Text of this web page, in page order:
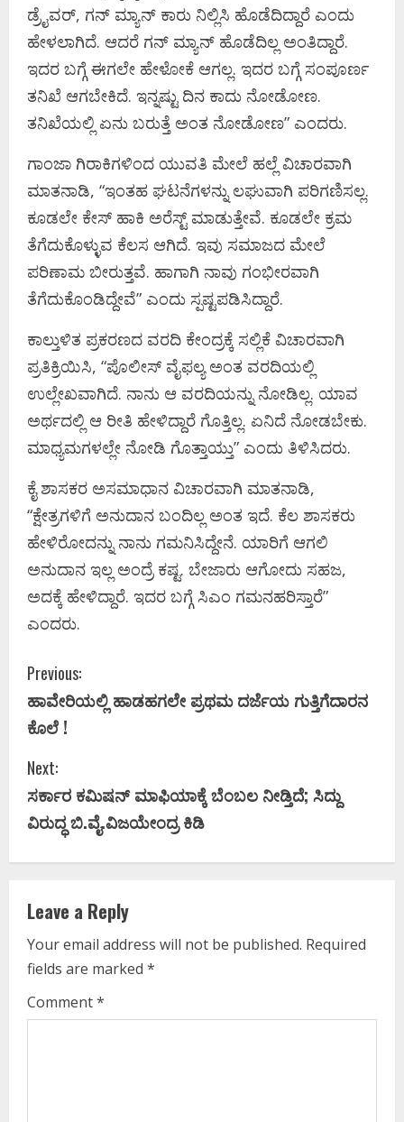
ಡ್ರೈವರ್, ಗನ್ ಮ್ಯಾನ್ ಕಾರು ನಿಲ್ಲಿಸಿ ಹೊಡೆದಿದ್ದಾರೆ ಎಂದು
ಹೇಳಲಾಗಿದೆ. ಆದರೆ ಗನ್ ಮ್ಯಾನ್ ಹೊಡೆದಿಲ್ಲ ಅಂತಿದ್ದಾರೆ.
ಇದರ ಬಗ್ಗೆ ಈಗಲೇ ಹೇಳೋಕೆ ಆಗಲ್ಲ. ಇದರ ಬಗ್ಗೆ ಸಂಪೂರ್ಣ
ತನಿಖೆ ಆಗಬೇಕಿದೆ. ಇನ್ನಷ್ಟು ದಿನ ಕಾದು ನೋಡೋಣ.
ತನಿಖೆಯಲ್ಲಿ ಏನು ಬರುತ್ತೆ ಅಂತ ನೋಡೋಣ” ಎಂದರು.
ಗಾಂಜಾ ಗಿರಾಕಿಗಳಿಂದ ಯುವತಿ ಮೇಲೆ ಹಲ್ಲೆ ವಿಚಾರವಾಗಿ
ಮಾತನಾಡಿ, “ಇಂತಹ ಘಟನೆಗಳನ್ನು ಲಘುವಾಗಿ ಪರಿಗಣಿಸಲ್ಲ.
ಕೂಡಲೇ ಕೇಸ್ ಹಾಕಿ ಅರೆಸ್ಟ್ ಮಾಡುತ್ತೇವೆ. ಕೂಡಲೇ ಕ್ರಮ
ತೆಗೆದುಕೊಳ್ಳುವ ಕೆಲಸ ಆಗಿದೆ. ಇವು ಸಮಾಜದ ಮೇಲೆ
ಪರಿಣಾಮ ಬೀರುತ್ತವೆ. ಹಾಗಾಗಿ ನಾವು ಗಂಭೀರವಾಗಿ
ತೆಗೆದುಕೊಂಡಿದ್ದೇವೆ” ಎಂದು ಸ್ಪಷ್ಟಪಡಿಸಿದ್ದಾರೆ.
ಕಾಲ್ತುಳಿತ ಪ್ರಕರಣದ ವರದಿ ಕೇಂದ್ರಕ್ಕೆ ಸಲ್ಲಿಕೆ ವಿಚಾರವಾಗಿ
ಪ್ರತಿಕ್ರಿಯಿಸಿ, “ಪೊಲೀಸ್ ವೈಫಲ್ಯ ಅಂತ ವರದಿಯಲ್ಲಿ
ಉಲ್ಲೇಖವಾಗಿದೆ. ನಾನು ಆ ವರದಿಯನ್ನು ನೋಡಿಲ್ಲ. ಯಾವ
ಅರ್ಥದಲ್ಲಿ ಆ ರೀತಿ ಹೇಳಿದ್ದಾರೆ ಗೊತ್ತಿಲ್ಲ. ಏನಿದೆ ನೋಡಬೇಕು.
ಮಾಧ್ಯಮಗಳಲ್ಲೇ ನೋಡಿ ಗೊತ್ತಾಯ್ತು” ಎಂದು ತಿಳಿಸಿದರು.
ಕೈ ಶಾಸಕರ ಅಸಮಾಧಾನ ವಿಚಾರವಾಗಿ ಮಾತನಾಡಿ,
“ಕ್ಷೇತ್ರಗಳಿಗೆ ಅನುದಾನ ಬಂದಿಲ್ಲ ಅಂತ ಇದೆ. ಕೆಲ ಶಾಸಕರು
ಹೇಳಿರೋದನ್ನು ನಾನು ಗಮನಿಸಿದ್ದೇನೆ. ಯಾರಿಗೆ ಆಗಲಿ
ಅನುದಾನ ಇಲ್ಲ ಅಂದ್ರೆ ಕಷ್ಟ.‌ ಬೇಜಾರು ಆಗೋದು ಸಹಜ,
ಅದಕ್ಕೆ ಹೇಳಿದ್ದಾರೆ. ಇದರ ಬಗ್ಗೆ ಸಿಎಂ ಗಮನಹರಿಸ್ತಾರೆ”
ಎಂದರು.
C
o
n
t
i
n
u
e
R
e
Previous:
ಹಾವೇರಿಯಲ್ಲಿ ಹಾಡಹಗಲೇ ಪ್ರಥಮ ದರ್ಜೆಯ ಗುತ್ತಿಗೆದಾರನ
ಕೊಲೆ !
Next:
ಸರ್ಕಾರ ಕಮಿಷನ್‌ ಮಾಫಿಯಾಕ್ಕೆ ಬೆಂಬಲ ನೀಡ್ತಿದೆ; ಸಿದ್ದು
ವಿರುದ್ಧ ಬಿ.ವೈ.ವಿಜಯೇಂದ್ರ ಕಿಡಿ
Leave a Reply
Your email address will not be published. Required
fields are marked *
Comment*